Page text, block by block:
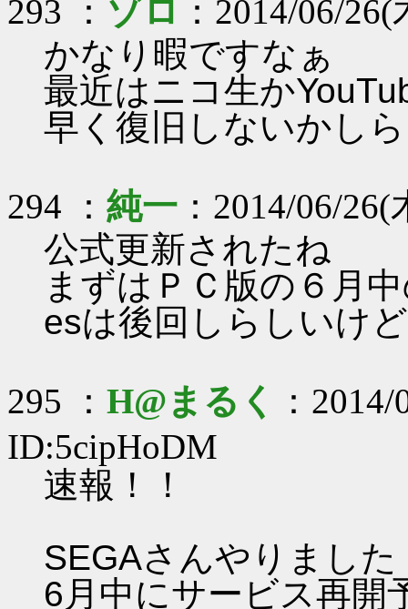
293 ： ゾロ
：2014/06/
かなり暇ですなぁ
最近はニコ生か
早く復旧しないかし
294 ： 純一 ：2014/06/
公式更新されたね
まずはＰＣ版の６月
esは後回しらしいけ
295 ： H@まるく
：
ID:5cipHoDM
速報！！
SEGAさんやりました
6月中にサービス再開